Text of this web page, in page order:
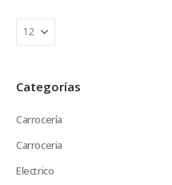
Categorías
Carrocería
Carroceria
Electrico